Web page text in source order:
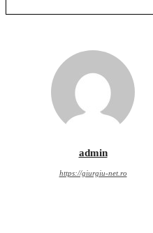
admin
https://giurgiu-net.ro